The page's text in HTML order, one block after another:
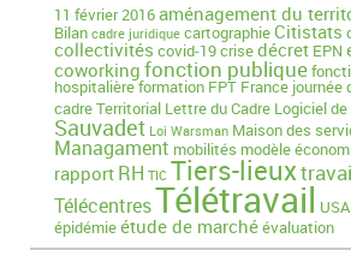
11 février 2016aménagement du
Bilan cadre juridique cartographieCitistats
collectivités covid-19crisedécret EPN
coworking fonction publique
hospitalièreformation FPT France journée
cadre Territorial Lettre du Cadre Logiciel
Sauvadet Loi Warsman Maison des
Managament mobilités modèle
rapport RH TIC Tiers-lieux
TélécentresTélétravail USA
épidémieétude de marchéévaluation